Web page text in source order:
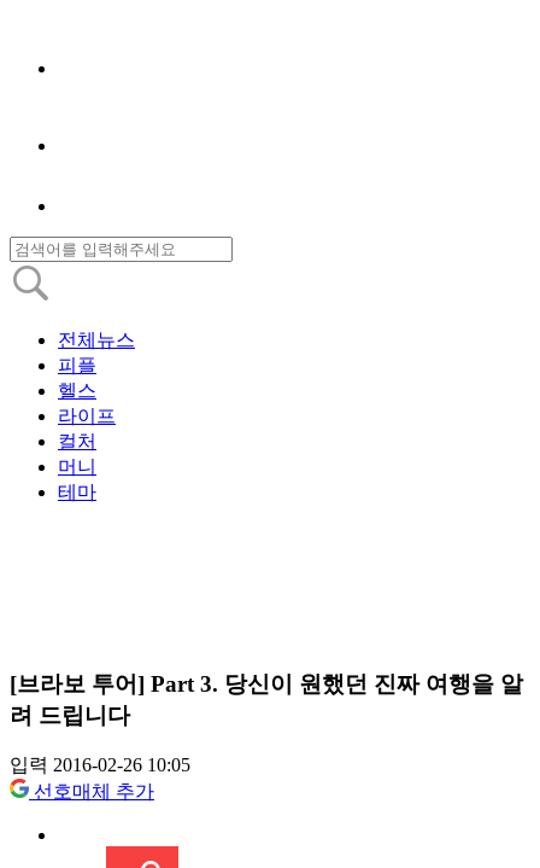
전체뉴스
피플
헬스
라이프
컬처
머니
테마
[브라보 투어] Part 3. 당신이 원했던 진짜 여행을 알
려 드립니다
입력 2016-02-26 10:05
선호매체 추가